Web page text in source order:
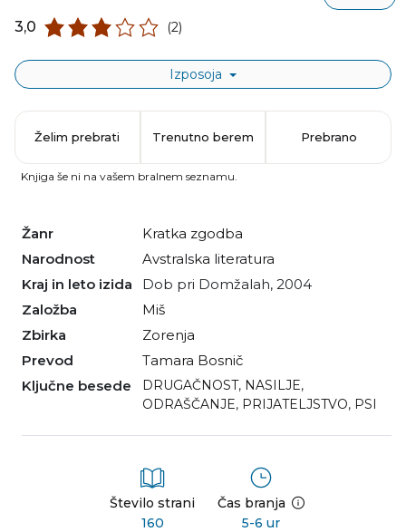
3,0 (2)
Izposoja
Žanr
kratka zgodba
Narodnost
avstralska literatura
Kraj in leto izida
Dob pri Domžalah, 2004
Založba
Miš
Zbirka
Zorenja
Prevod
Tamara Bosnič
Ključne besede
DRUGAČNOST, NASILJE,
ODRAŠČANJE, PRIJATELJSTVO, PSI
Število strani
160
Čas branja
5-6 ur
Želim prebrati Trenutno berem Prebrano
Knjiga še ni na vašem bralnem seznamu.